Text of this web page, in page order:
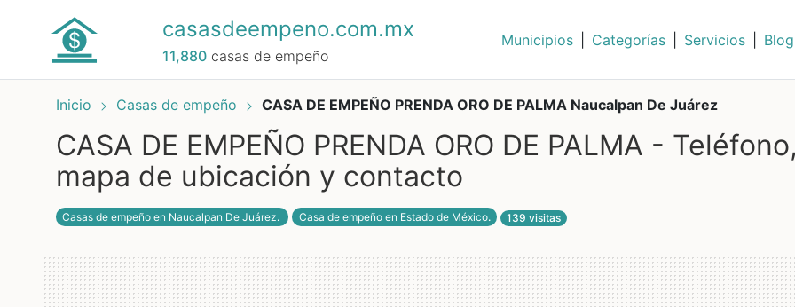
casasdeempeno.com.mx
11,880casas de empeño
Municipios Categorías Servicios Blog
Inicio Casas de empeño CASA DE EMPEÑO PRENDA ORO DE PALMA Naucalpan De Juárez
CASA DE EMPEÑO PRENDA ORO DE PALMA - Teléfono,
mapa de ubicación y contacto
Casas de empeño en Naucalpan De Juárez. Casa de empeño en Estado de México. 139 visitas